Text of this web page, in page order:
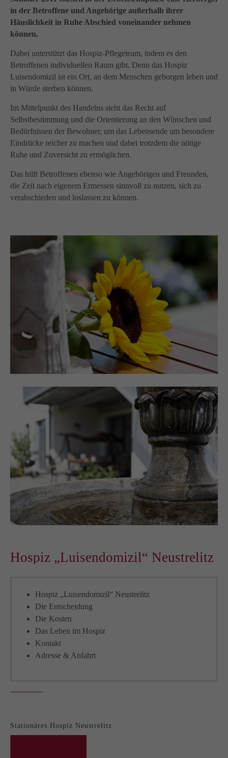
About us
Lorem ipsum dolor sit amet, consectetuer adipiscing
elit.
Aenean commodo ligula eget dolor. Aenean massa.
Cum sociis natoque penatibus et magnis dis parturient
montes, nascetur ridiculus mus. Donec quam felis,
ultricies nec.
in der Betroffene und Angehörige außerhalb ihrer
Häuslichkeit in Ruhe Abschied voneinander nehmen
können.
Dabei unterstützt das Hospiz-Pflegeteam, indem es den
Betroffenen individuellen Raum gibt. Denn das Hospiz
Luisendomizil ist ein Ort, an dem Menschen geborgen leben und
in Würde sterben können.
Im Mittelpunkt des Handelns steht das Recht auf
Selbstbestimmung und die Orientierung an den Wünschen und
Bedürfnissen der Bewohner, um das Lebensende um besondere
Eindrücke reicher zu machen und dabei trotzdem die nötige
Ruhe und Zuversicht zu ermöglichen.
Das hilft Betroffenen ebenso wie Angehörigen und Freunden,
die Zeit nach eigenem Ermessen sinnvoll zu nutzen, sich zu
verabschieden und loslassen zu können.
Hospiz „Luisendomizil“ Neustrelitz
Hospiz „Luisendomizil“ Neustrelitz
Die Entscheidung
Die Kosten
Das Leben im Hospiz
Kontakt
Adresse & Anfahrt
Stationäres Hospiz Neustrelitz